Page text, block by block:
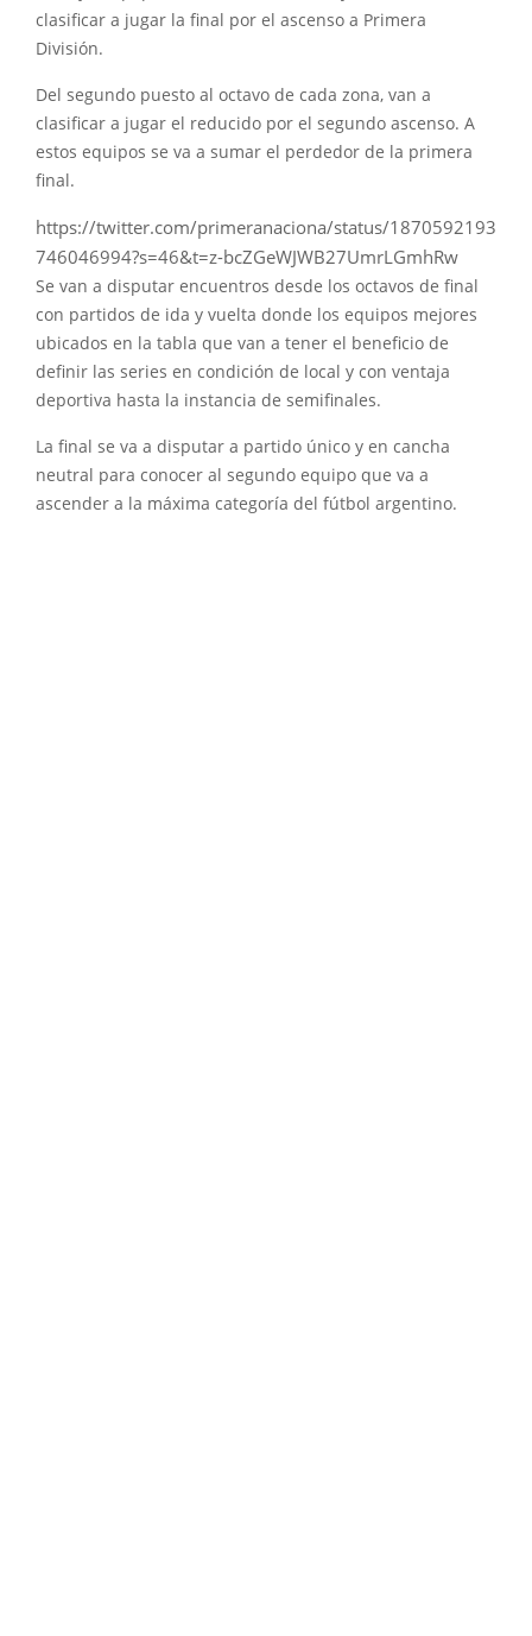
clasificar a jugar la final por el ascenso a Primera
División.
Del segundo puesto al octavo de cada zona, van a
clasificar a jugar el reducido por el segundo ascenso. A
estos equipos se va a sumar el perdedor de la primera
final.
https://twitter.com/primeranaciona/status/1870592193
746046994?s=46&t=z-bcZGeWJWB27UmrLGmhRw
Se van a disputar encuentros desde los octavos de final
con partidos de ida y vuelta donde los equipos mejores
ubicados en la tabla que van a tener el beneficio de
definir las series en condición de local y con ventaja
deportiva hasta la instancia de semifinales.
La final se va a disputar a partido único y en cancha
neutral para conocer al segundo equipo que va a
ascender a la máxima categoría del fútbol argentino.